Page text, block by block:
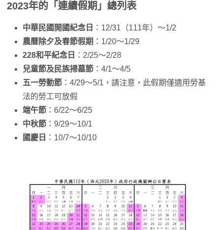
2023年的「連續假期」總列表
中華民國開國紀念日
：12/31（111年）～1/2
農曆除夕及春節假期 ：1/20～1/29
228和平紀念日
：2/25～2/28
兒童節及民族掃墓節 ：4/1～4/5
五一勞動節 ：4/29～5/1，請注意，此假期僅適用勞基
法的勞工可放假
端午節 ：6/22～6/25
中秋節 ：9/29～10/1
國慶日
：10/7～10/10